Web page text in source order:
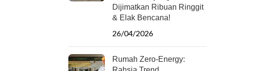
Dijimatkan Ribuan Ringgit
& Elak Bencana!
26/04/2026
Rumah Zero-Energy: